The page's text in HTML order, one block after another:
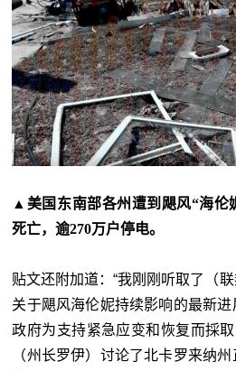
▲美国东南部各州遭到飓风“海伦
死亡，逾270万户停电。
贴文还附加道：“我刚刚听取了（
关于飓风海伦妮持续影响的最新
政府为支持紧急应变和恢复而採
（州长罗伊）讨论了北卡罗来纳